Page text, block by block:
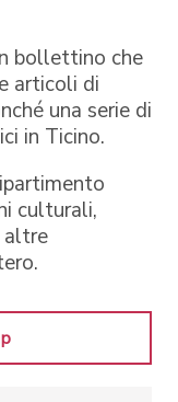
bollettino che
articoli di
una serie di
in Ticino.
culturali,
altre